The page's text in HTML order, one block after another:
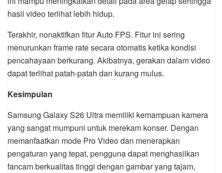
hasil video terlihat lebih hidup.
Terakhir, nonaktifkan fitur Auto FPS. Fitur ini sering
menurunkan frame rate secara otomatis ketika kondisi
pencahayaan berkurang. Akibatnya, gerakan dalam video
dapat terlihat patah-patah dan kurang mulus.
Kesimpulan
Samsung Galaxy S26 Ultra memiliki kemampuan kamera
yang sangat mumpuni untuk merekam konser. Dengan
memanfaatkan mode Pro Video dan menerapkan
pengaturan yang tepat, pengguna dapat menghasilkan
fancam berkualitas tinggi dengan gambar yang tajam,